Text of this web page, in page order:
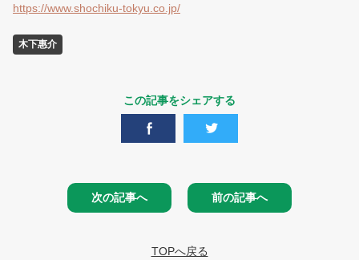
https://www.shochiku-tokyu.co.jp/
木下惠介
この記事をシェアする
次の記事へ 前の記事へ
TOPへ戻る